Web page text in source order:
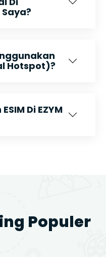
Hotspot)?
Di EZYM
Populer